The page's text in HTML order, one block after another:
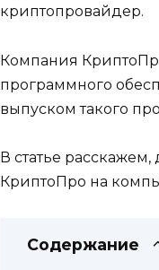
криптопровайдер.
Компания
программного
выпуском такого
В статье
КриптоПро на
Содержание